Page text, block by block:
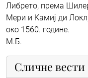
Либрето, према
Мери и Камиј ди
око 1560. године.
М.Б.
Сличне вести